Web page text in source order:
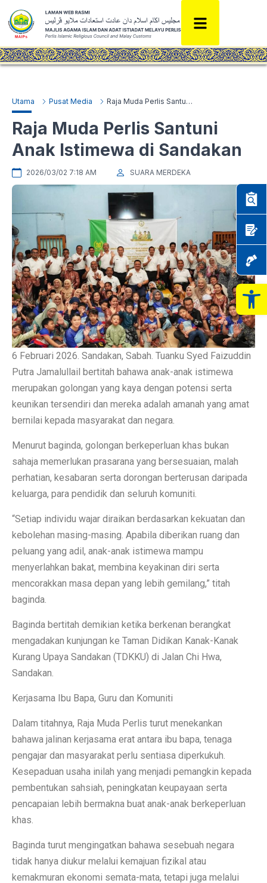
Utama Pusat Media Raja Muda Perlis Santuni Anak Istimewa di Sandakan
Raja Muda Perlis Santuni
Anak Istimewa di Sandakan
2026/03/02 7:18 AM SUARA MERDEKA
6 Februari 2026. Sandakan, Sabah. Tuanku Syed Faizuddin
Putra Jamalullail bertitah bahawa anak-anak istimewa
merupakan golongan yang kaya dengan potensi serta
keunikan tersendiri dan mereka adalah amanah yang amat
bernilai kepada masyarakat dan negara.
Menurut baginda, golongan berkeperluan khas bukan
sahaja memerlukan prasarana yang bersesuaian, malah
perhatian, kesabaran serta dorongan berterusan daripada
keluarga, para pendidik dan seluruh komuniti.
“Setiap individu wajar diraikan berdasarkan kekuatan dan
kebolehan masing-masing. Apabila diberikan ruang dan
peluang yang adil, anak-anak istimewa mampu
menyerlahkan bakat, membina keyakinan diri serta
mencorakkan masa depan yang lebih gemilang,” titah
baginda.
Baginda bertitah demikian ketika berkenan berangkat
mengadakan kunjungan ke Taman Didikan Kanak-Kanak
Kurang Upaya Sandakan (TDKKU) di Jalan Chi Hwa,
Sandakan.
Kerjasama Ibu Bapa, Guru dan Komuniti
Dalam titahnya, Raja Muda Perlis turut menekankan
bahawa jalinan kerjasama erat antara ibu bapa, tenaga
pengajar dan masyarakat perlu sentiasa diperkukuh.
Kesepaduan usaha inilah yang menjadi pemangkin kepada
pembentukan sahsiah, peningkatan keupayaan serta
pencapaian lebih bermakna buat anak-anak berkeperluan
khas.
Baginda turut mengingatkan bahawa sesebuah negara
tidak hanya diukur melalui kemajuan fizikal atau
kemakmuran ekonomi semata-mata, tetapi juga melalui